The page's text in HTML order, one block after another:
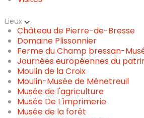
Lieux
Château de Pierre-de-Bresse
Domaine Plissonnier
Ferme du Champ bressan-
Journées européennes du
Moulin de la Croix
Moulin-Musée de Ménetreuil
Musée de l'agriculture
Musée De L'imprimerie
Musée de la forêt